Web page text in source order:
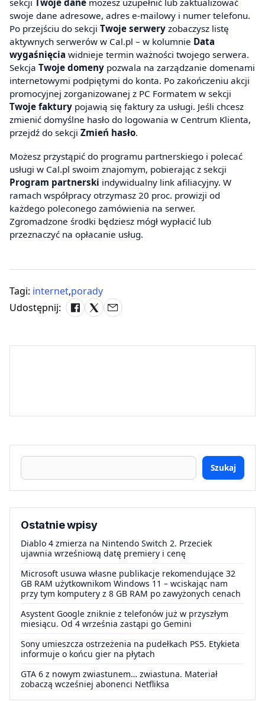
sekcji Twoje dane możesz uzupełnić lub zaktualizować
swoje dane adresowe, adres e-mailowy i numer telefonu.
Po przejściu do sekcji Twoje serwery zobaczysz listę
aktywnych serwerów w Cal.pl – w kolumnie Data
wygaśnięcia widnieje termin ważności twojego serwera.
Sekcja Twoje domeny pozwala na zarządzanie domenami
internetowymi podpiętymi do konta. Po zakończeniu akcji
promocyjnej zorganizowanej z PC Formatem w sekcji
Twoje faktury pojawią się faktury za usługi. Jeśli chcesz
zmienić domyślne hasło do logowania w Centrum Klienta,
przejdź do sekcji Zmień hasło.
Możesz przystąpić do programu partnerskiego i polecać
usługi w Cal.pl swoim znajomym, pobierając z sekcji
Program partnerski indywidualny link afiliacyjny. W
ramach współpracy otrzymasz 20 proc. prowizji od
każdego poleconego zamówienia na serwer.
Zgromadzone środki będziesz mógł wypłacić lub
przeznaczyć na opłacanie usług.
Tagi: internet,porady
Udostępnij:
Szukaj
Ostatnie wpisy
Diablo 4 zmierza na Nintendo Switch 2. Przeciek
ujawnia wrześniową datę premiery i cenę
Microsoft usuwa własne publikacje rekomendujące 32
GB RAM użytkownikom Windows 11 – wciskając nam
przy tym komputery z 8 GB RAM po zawyżonych cenach
Asystent Google zniknie z telefonów już w przyszłym
miesiącu. Od 4 września zastąpi go Gemini
Sony umieszcza ostrzeżenia na pudełkach PS5. Etykieta
informuje o końcu gier na płytach
GTA 6 z nowym zwiastunem… zwiastuna. Materiał
zobaczą wcześniej abonenci Netfliksa